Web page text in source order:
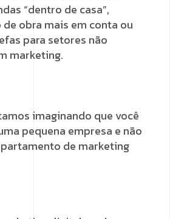
“dentro de casa”,
obra mais em conta ou
para setores não
marketing.
imaginando que você
pequena empresa e não
de marketing